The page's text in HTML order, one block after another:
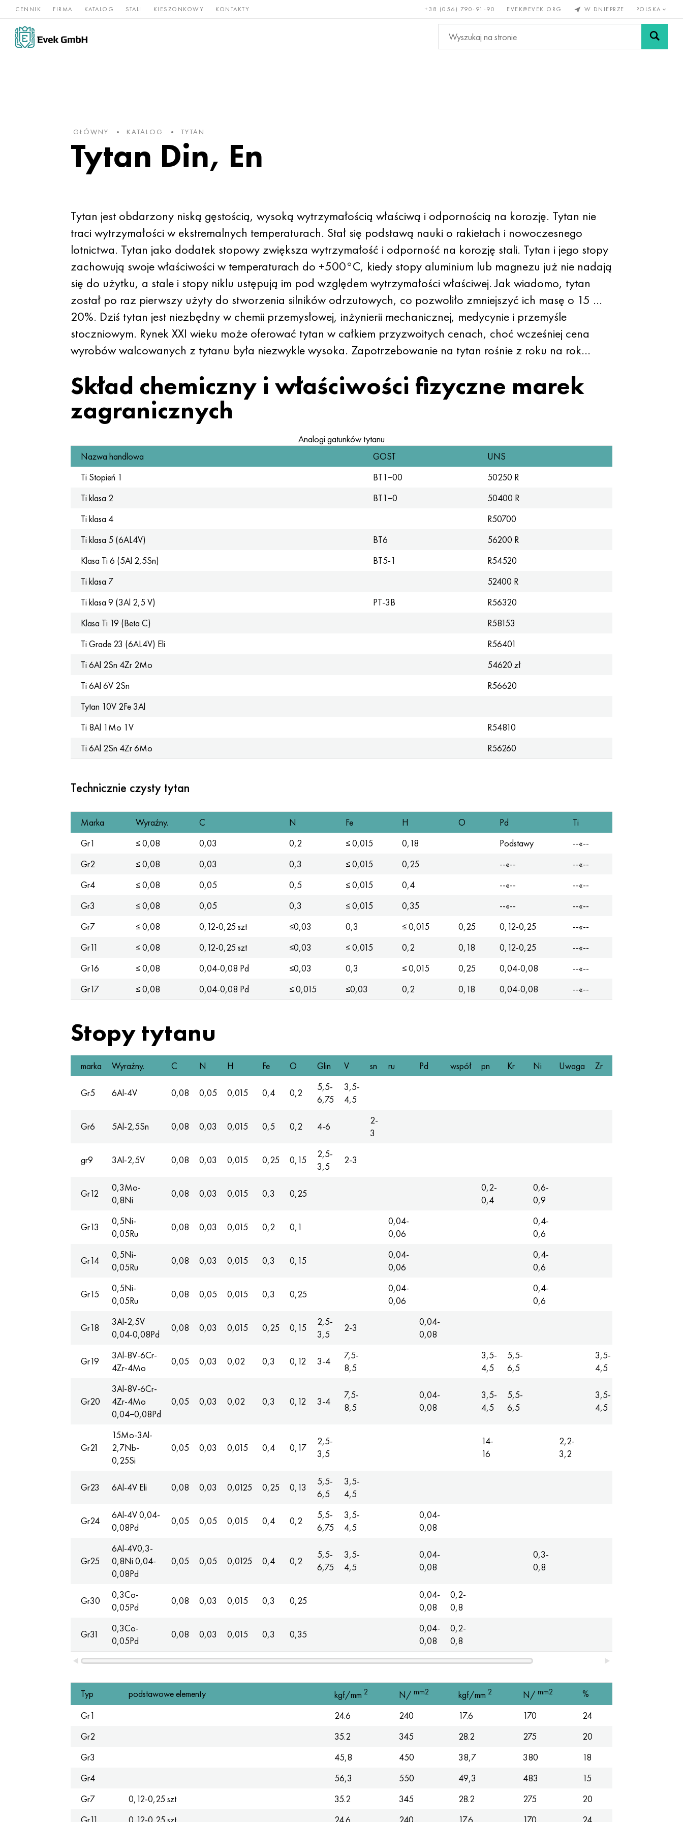
CENNIK FIRMA KATALOG STALI KIESZONKOWY KONTAKTY +38 (056) 790-91-90 EVEK@EVEK.ORG W DNIEPRZE POLSKA
Stopy
niklu
Stal Rzadkie i Brąz, miedź, Metale
nieżelazne
Stali Siatki i
GŁÓWNY KATALOG TYTAN
Tytan Din, En
Tytan jest obdarzony niską gęstością, wysoką wytrzymałością właściwą i odpornością na korozję. Tytan nie
traci wytrzymałości w ekstremalnych temperaturach. Stał się podstawą nauki o rakietach i nowoczesnego
lotnictwa. Tytan jako dodatek stopowy zwiększa wytrzymałość i odporność na korozję stali. Tytan i jego stopy
zachowują swoje właściwości w temperaturach do +500°C, kiedy stopy aluminium lub magnezu już nie nadają
się do użytku, a stale i stopy niklu ustępują im pod względem wytrzymałości właściwej. Jak wiadomo, tytan
został po raz pierwszy użyty do stworzenia silników odrzutowych, co pozwoliło zmniejszyć ich masę o 15 ...
20%. Dziś tytan jest niezbędny w chemii przemysłowej, inżynierii mechanicznej, medycynie i przemyśle
stoczniowym. Rynek XXI wieku może oferować tytan w całkiem przyzwoitych cenach, choć wcześniej cena
wyrobów walcowanych z tytanu była niezwykle wysoka. Zapotrzebowanie na tytan rośnie z roku na rok…
Skład chemiczny i właściwości fizyczne marek
zagranicznych
Analogi gatunków tytanu
Nazwa handlowa
GOST
UNS
Ti Stopień 1
BT1−00
50250 R
Ti klasa 2
BT1−0
50400 R
Ti klasa 4
R50700
Ti klasa 5 (6AL4V)
BT6
56200 R
Klasa Ti 6 (5Al 2,5Sn)
BT5-1
R54520
Ti klasa 7
52400 R
Ti klasa 9 (3Al 2,5 V)
PT-3B
R56320
Klasa Ti 19 (Beta C)
R58153
Ti Grade 23 (6AL4V) Eli
R56401
Ti 6Al 2Sn 4Zr 2Mo
54620 zł
Ti 6Al 6V 2Sn
R56620
Tytan 10V 2Fe 3Al
Ti 8Al 1Mo 1V
R54810
Ti 6Al 2Sn 4Zr 6Mo
R56260
Technicznie czysty tytan
Marka Wyraźny. C N Fe H O Pd
Ti
Gr1
≤ 0,08 0,03 0,2 ≤ 0,015 0,18 Podstawy
--«--
Gr2
≤ 0,08 0,03 0,3 ≤ 0,015 0,25 --«--
--«--
Gr4
≤ 0,08 0,05 0,5 ≤ 0,015 0,4 --«--
--«--
Gr3
≤ 0,08 0,05 0,3 ≤ 0,015 0,35 --«--
--«--
Gr7
≤ 0,08 0,12-0,25 szt ≤0,03 0,3 ≤ 0,015 0,25 0,12-0,25
--«--
Gr11
≤ 0,08 0,12-0,25 szt ≤0,03 ≤ 0,015 0,2 0,18 0,12-0,25
--«--
Gr16
≤ 0,08 0,04-0,08 Pd ≤0,03 0,3 ≤ 0,015 0,25 0,04-0,08
--«--
Gr17
≤ 0,08 0,04-0,08 Pd ≤ 0,015 ≤0,03 0,2 0,18 0,04-0,08 --«--
Stopy tytanu
marka Wyraźny. C N H Fe O Glin V sn ru Pd współ pn Kr Ni Uwaga Zr
Gr5 6Al-4V 0,08 0,05 0,015 0,4 0,2
5,5-
6,75
3,5-
4,5
Gr6 5Al-2,5Sn 0,08 0,03 0,015 0,5 0,2 4-6
2-
3
gr9 3Al-2,5V 0,08 0,03 0,015 0,25 0,15
2,5-
3,5
2-3
Gr12
0,3Mo-
0,8Ni
0,08 0,03 0,015 0,3 0,25
0,2-
0,4
0,6-
0,9
Gr13
0,5Ni-
0,05Ru
0,08 0,03 0,015 0,2 0,1
0,04-
0,06
0,4-
0,6
Gr14
0,5Ni-
0,05Ru
0,08 0,03 0,015 0,3 0,15
0,04-
0,06
0,4-
0,6
Gr15
0,5Ni-
0,05Ru
0,08 0,05 0,015 0,3 0,25
0,04-
0,06
0,4-
0,6
Gr18
3Al-2,5V
0,04-0,08Pd
0,08 0,03 0,015 0,25 0,15
2,5-
3,5
2-3
0,04-
0,08
Gr19
3Al-8V-6Cr-
4Zr-4Mo
0,05 0,03 0,02 0,3 0,12 3-4
7,5-
8,5
3,5-
4,5
5,5-
6,5
3,5-
4,5
Gr20
3Al-8V-6Cr-
4Zr-4Mo
0,04−0,08Pd
0,05 0,03 0,02 0,3 0,12 3-4
7,5-
8,5
0,04-
0,08
3,5-
4,5
5,5-
6,5
3,5-
4,5
Gr21
15Mo-3Al-
2,7Nb-
0,25Si
0,05 0,03 0,015 0,4 0,17
2,5-
3,5
14-
16
2,2-
3,2
Gr23 6Al-4V Eli 0,08 0,03 0,0125 0,25 0,13
5,5-
6,5
3,5-
4,5
Gr24
6Al-4V 0,04-
0,08Pd
0,05 0,05 0,015 0,4 0,2
5,5-
6,75
3,5-
4,5
0,04-
0,08
Gr25
6Al-4V0,3-
0,8Ni 0,04-
0,08Pd
0,05 0,05 0,0125 0,4 0,2
5,5-
6,75
3,5-
4,5
0,04-
0,08
0,3-
0,8
Gr30
0,3Co-
0,05Pd
0,08 0,03 0,015 0,3 0,25
0,04-
0,08
0,2-
0,8
Gr31
0,3Co-
0,05Pd
0,08 0,03 0,015 0,3 0,35
0,04-
0,08
0,2-
0,8
Typ podstawowe elementy kgf/mm 2 N/ mm2 kgf/mm 2 N/ mm2
%
Gr1
24.6 240 17.6 170
24
Gr2
35.2 345 28.2 275
20
Gr3
45,8 450 38,7 380
18
Gr4
56,3 550 49,3 483
15
Gr7
0,12-0,25 szt 35.2 345 28.2 275
20